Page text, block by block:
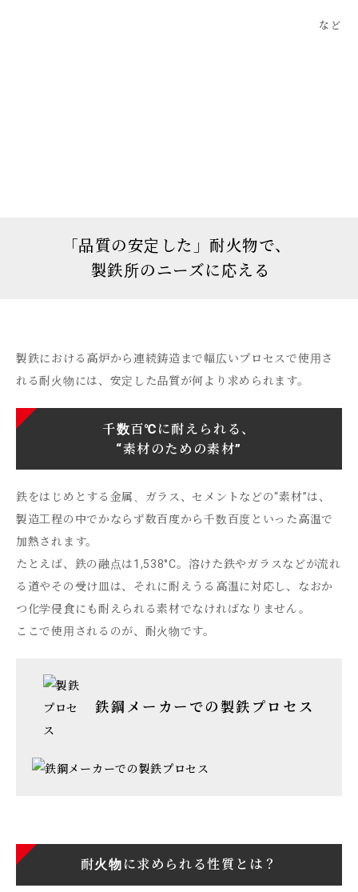
「 品質の安定した」耐火物で、
製鉄所のニーズに応える
製鉄における高炉から連続鋳造まで幅広いプロセスで使用さ
れる耐火物には、安定した品質が何より求められます。
千数百℃に耐えられる、
“素材のための素材”
鉄をはじめとする金属、ガラス、セメントなどの“素材”は、
製造工程の中でかならず数百度から千数百度といった高温で
加熱されます。
たとえば、鉄の融点は1,538°C。溶けた鉄やガラスなどが流れ
る道やその受け皿は、それに耐えうる高温に対応し、なおか
つ化学侵食にも耐えられる素材でなければなりません。
ここで使用されるのが、耐火物です。
鉄鋼メーカーでの製鉄プロセス
耐火物に求められる性質とは？